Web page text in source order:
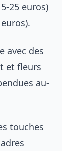
25 euros)
avec des
et fleurs
au-
touches